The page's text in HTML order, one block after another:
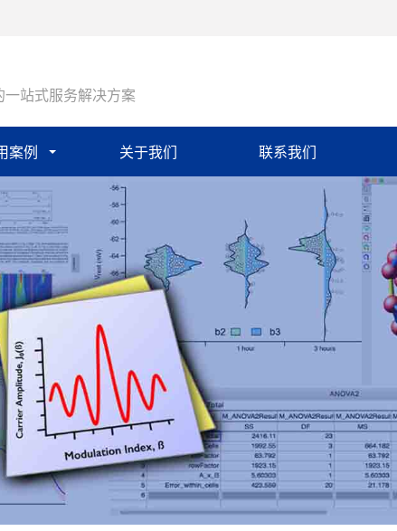
站式服务解决方案
案例 关于我们 联系我们